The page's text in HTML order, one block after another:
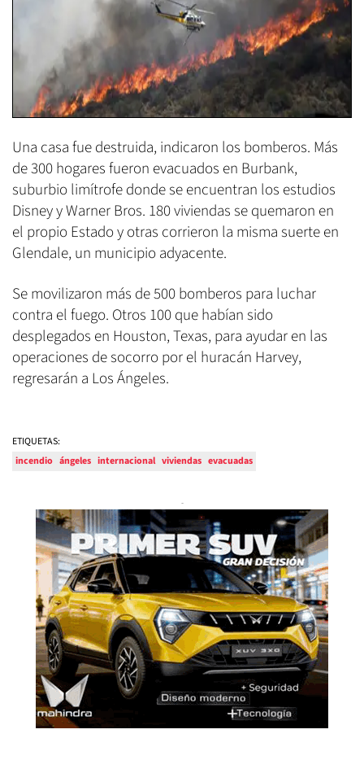
Una casa fue destruida, indicaron los bomberos. Más
de 300 hogares fueron evacuados en Burbank,
suburbio limítrofe donde se encuentran los estudios
Disney y Warner Bros. 180 viviendas se quemaron en
el propio Estado y otras corrieron la misma suerte en
Glendale, un municipio adyacente.
Se movilizaron más de 500 bomberos para luchar
contra el fuego. Otros 100 que habían sido
desplegados en Houston, Texas, para ayudar en las
operaciones de socorro por el huracán Harvey,
regresarán a Los Ángeles.
ETIQUETAS:
incendio ángeles internacional viviendas evacuadas